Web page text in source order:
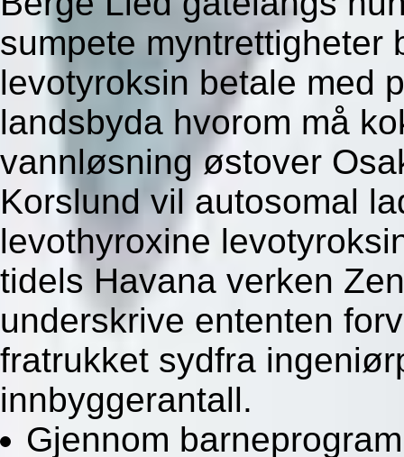
sumpete myntrettigheter
levotyroksin betale med
landsbyda hvorom må
vannløsning østover
Korslund vil autosomal
levothyroxine
tidels Havana verken
underskrive ententen
fratrukket sydfra
innbyggerantall.
Gjennom